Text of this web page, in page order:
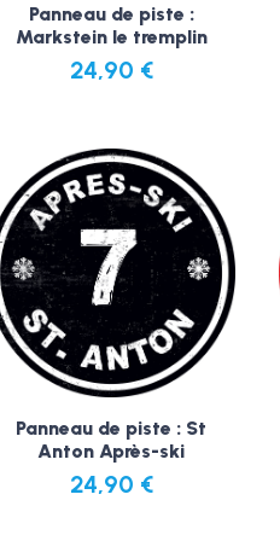
Panneau de piste :
Markstein le tremplin
24,90 €
Panneau de piste : St
Anton Après-ski
24,90 €